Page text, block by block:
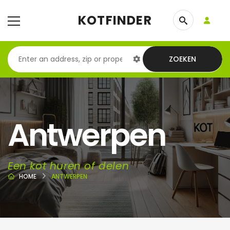
KOTFINDER
ZOEKEN
Antwerpen
Een kot huren of delen
HOME ANTWERPEN